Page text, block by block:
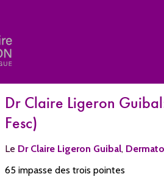
Dr Claire Ligeron
Fesc)
Le Dr Claire Ligeron Guibal,
65 impasse des trois pointes